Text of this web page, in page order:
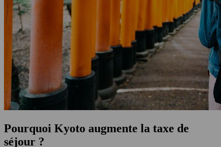
Pourquoi Kyoto augmente la taxe de
séjour ?